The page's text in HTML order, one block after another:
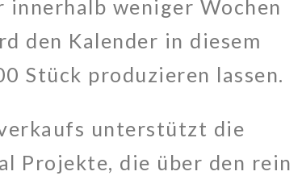
innerhalb weniger Wochen
den Kalender in diesem
Stück produzieren lassen.
unterstützt die
Projekte, die über den rein